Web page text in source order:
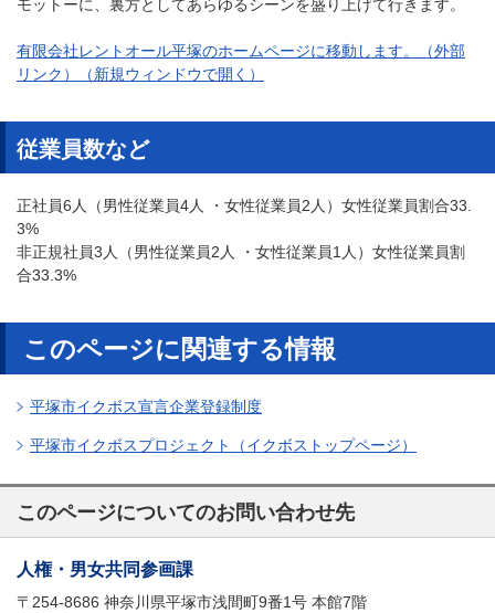
モットーに、裏方としてあらゆるシーンを盛り上げて行きます。
有限会社レントオール平塚のホームページに移動します。（外部
リンク）（新規ウィンドウで開く）
従業員数など
正社員6人 （男性従業員4人 ・女性従業員2人 ）女性従業員割合33.
3%
非正規社員3人 （男性従業員2人 ・女性従業員1人 ）女性従業員割
合33.3%
このページに関連する情報
平塚市イクボス宣言企業登録制度
平塚市イクボスプロジェクト（イクボストップページ）
このページについてのお問い合わせ先
人権・男女共同参画課
〒254-8686 神奈川県平塚市浅間町9番1号 本館7階